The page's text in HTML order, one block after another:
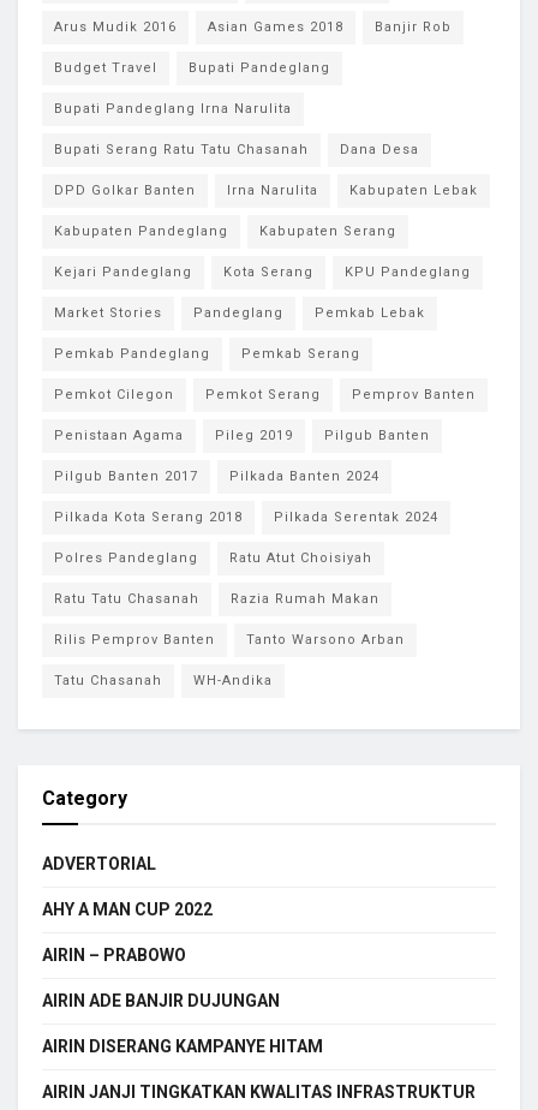
Arus Mudik 2016 Asian Games 2018 Banjir Rob
Budget Travel Bupati Pandeglang
Bupati Pandeglang Irna Narulita
Bupati Serang Ratu Tatu Chasanah Dana Desa
DPD Golkar Banten Irna Narulita Kabupaten Lebak
Kabupaten Pandeglang Kabupaten Serang
Kejari Pandeglang Kota Serang KPU Pandeglang
Market Stories Pandeglang Pemkab Lebak
Pemkab Pandeglang Pemkab Serang
Pemkot Cilegon Pemkot Serang Pemprov Banten
Penistaan Agama Pileg 2019 Pilgub Banten
Pilgub Banten 2017 Pilkada Banten 2024
Pilkada Kota Serang 2018 Pilkada Serentak 2024
Polres Pandeglang Ratu Atut Choisiyah
Ratu Tatu Chasanah Razia Rumah Makan
Rilis Pemprov Banten Tanto Warsono Arban
Tatu Chasanah WH-Andika
Category
ADVERTORIAL
AHY A MAN CUP 2022
AIRIN – PRABOWO
AIRIN ADE BANJIR DUJUNGAN
AIRIN DISERANG KAMPANYE HITAM
AIRIN JANJI TINGKATKAN KWALITAS INFRASTRUKTUR